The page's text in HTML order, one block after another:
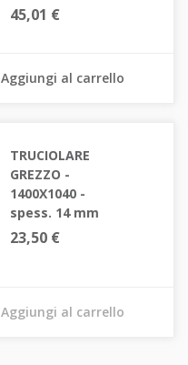
45,01 €
Aggiungi al carrello
TRUCIOLARE
GREZZO -
1400X1040 -
spess. 14 mm
23,50 €
Aggiungi al carrello